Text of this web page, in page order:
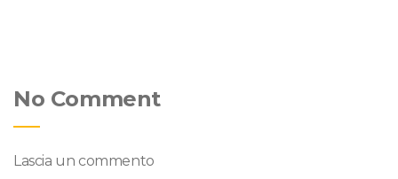
No Comment
Lascia un commento